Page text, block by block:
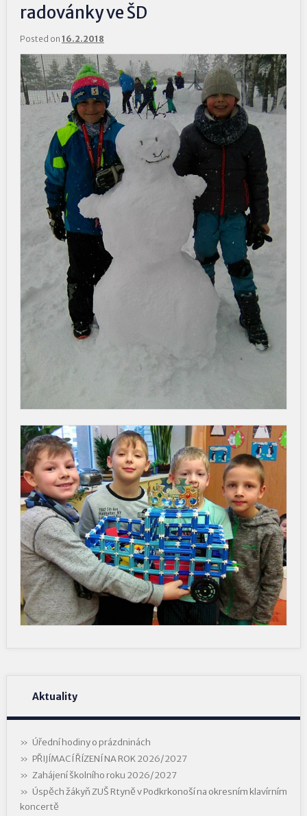
radovánky ve ŠD
Posted on 16.2.2018
Aktuality
Úřední hodiny o prázdninách
PŘIJÍMACÍ ŘÍZENÍ NA ROK 2026/2027
Zahájení školního roku 2026/2027
Úspěch žákyň ZUŠ Rtyně v Podkrkonoší na okresním klavírním
koncertě